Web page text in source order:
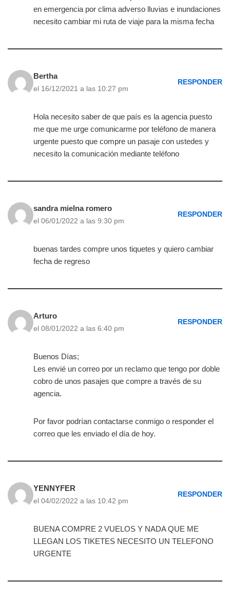
en emergencia por clima adverso lluvias e inundaciones
necesito cambiar mi ruta de viaje para la misma fecha
Bertha
el 16/12/2021 a las 10:27 pm
RESPONDER
Hola necesito saber de que país es la agencia puesto
me que me urge comunicarme por teléfono de manera
urgente puesto que compre un pasaje con ustedes y
necesito la comunicación mediante teléfono
sandra mielna romero
el 06/01/2022 a las 9:30 pm
RESPONDER
buenas tardes compre unos tiquetes y quiero cambiar
fecha de regreso
Arturo
el 08/01/2022 a las 6:40 pm
RESPONDER
Buenos Días;
Les envié un correo por un reclamo que tengo por doble
cobro de unos pasajes que compre a través de su
agencia.
Por favor podrían contactarse conmigo o responder el
correo que les enviado el día de hoy.
YENNYFER
el 04/02/2022 a las 10:42 pm
RESPONDER
BUENA COMPRE 2 VUELOS Y NADA QUE ME
LLEGAN LOS TIKETES NECESITO UN TELEFONO
URGENTE